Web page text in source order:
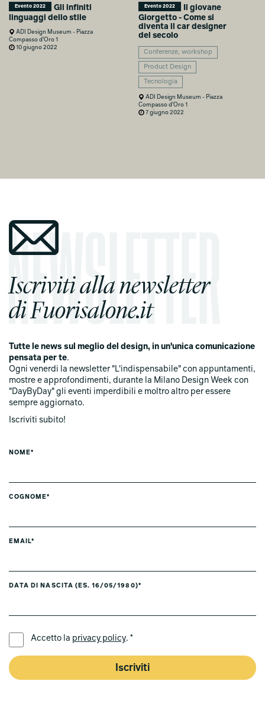
Evento 2022
Gli infiniti
linguaggi dello stile
ADI Design Museum - Piazza
Compasso d'Oro 1
10 giugno 2022
Evento 2022
Il giovane
Giorgetto - Come si
diventa il car designer
del secolo
Conferenze, workshop
Product Design
Tecnologia
ADI Design Museum - Piazza
Compasso d'Oro 1
7 giugno 2022
Iscriviti alla newsletter
di Fuorisalone.it
Tutte le news sul meglio del design, in un'unica comunicazione
pensata per te.
Ogni venerdi la newsletter "L'indispensabile" con appuntamenti,
mostre e approfondimenti, durante la Milano Design Week con
"DayByDay" gli eventi imperdibili e moltro altro per essere
sempre aggiornato.
Iscriviti subito!
NOME*
COGNOME*
EMAIL*
DATA DI NASCITA (ES. 16/05/1980)*
Accetto la privacy policy. *
Iscriviti